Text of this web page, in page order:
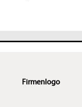
Firmenlogo